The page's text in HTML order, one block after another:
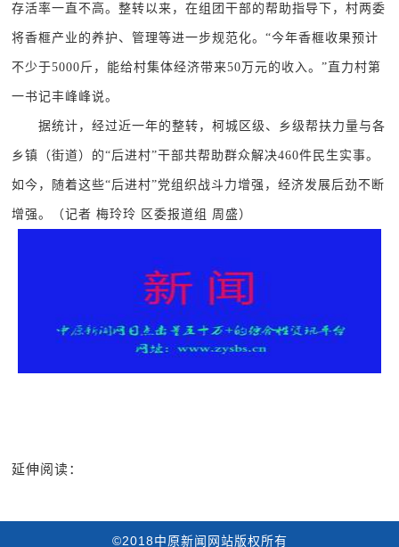
存活率一直不高。整转以来，在组团干部的帮助指导下，村两委
将香榧产业的养护、管理等进一步规范化。“今年香榧收果预计
不少于5000斤，能给村集体经济带来50万元的收入。”直力村第
一书记丰峰峰说。
据统计，经过近一年的整转，柯城区级、乡级帮扶力量与各
乡镇（街道）的“后进村”干部共帮助群众解决460件民生实事。
如今，随着这些“后进村”党组织战斗力增强，经济发展后劲不断
增强。（记者 梅玲玲 区委报道组 周盛）
延伸阅读：
©2018中原新闻网站版权所有